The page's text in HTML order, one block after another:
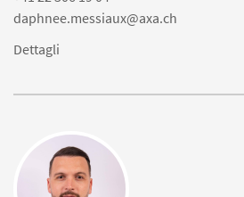
daphnee.messiaux@axa.ch
Dettagli